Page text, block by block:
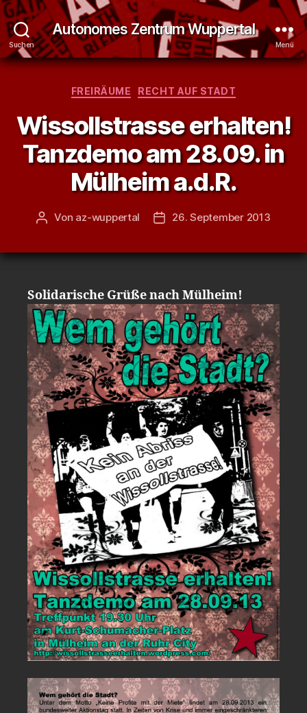
Suchen
Autonomes Zentrum Wuppertal
Menü
Kategorien
FREIRÄUME RECHT AUF STADT
Wissollstrasse erhalten!
Tanzdemo am 28.09. in
Mülheim a.d.R.
Beitragsautor
Von az-wuppertal Veröffentlichungsdatum
26. September 2013
Solidarische Grüße nach Mülheim!